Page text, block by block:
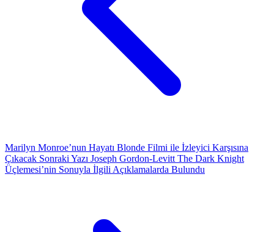
Marilyn Monroe’nun Hayatı Blonde Filmi ile İzleyici Karşısına
Çıkacak Sonraki Yazı Joseph Gordon-Levitt The Dark Knight
Üçlemesi’nin Sonuyla İlgili Açıklamalarda Bulundu